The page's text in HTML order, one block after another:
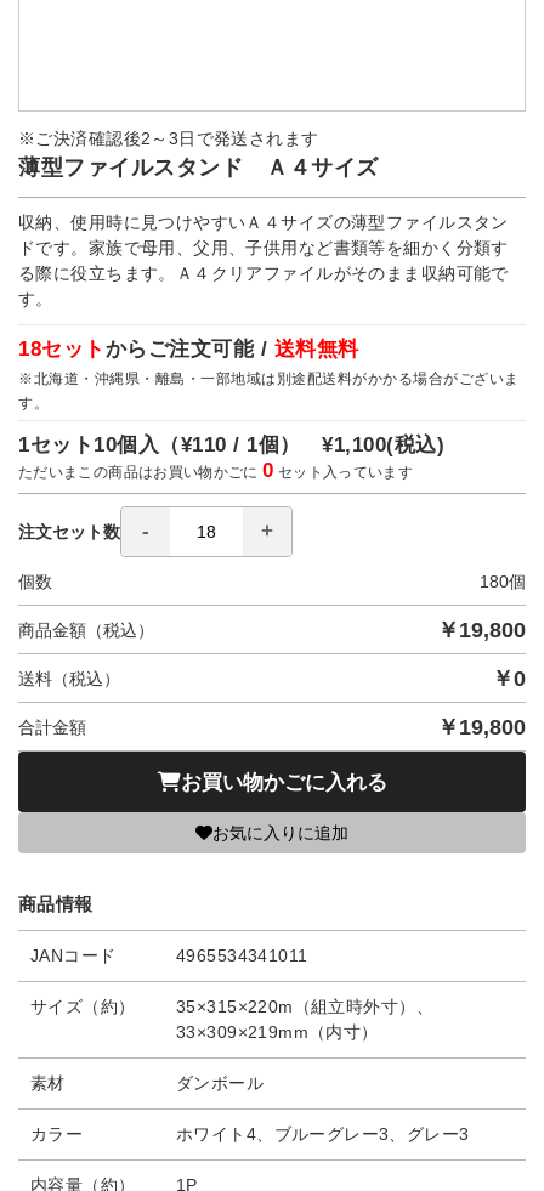
※ご決済確認後2～3日で発送されます
薄型ファイルスタンド Ａ４サイズ
収納、使用時に見つけやすいＡ４サイズの薄型ファイルスタン
ドです。家族で母用、父用、子供用など書類等を細かく分類す
る際に役立ちます。Ａ４クリアファイルがそのまま収納可能で
す。
18セット からご注文可能 / 送料無料
※北海道・沖縄県・離島・一部地域は別途配送料がかかる場合がございま
す。
1セット10個入（¥110 / 1個）¥1,100(税込)
ただいまこの商品はお買い物かごに0 セット入っています
注文セット数
個数 180個
商品金額（税込） ￥ 19,800
送料（税込） ￥0
合計金額 ￥ 19,800
お買い物かごに入れる
お気に入りに追加
商品情報
JANコード 4965534341011
サイズ（約）
35×315×220m（組立時外寸）、
33×309×219mm（内寸）
素材 ダンボール
カラー ホワイト4、ブルーグレー3、グレー3
内容量（約） 1P